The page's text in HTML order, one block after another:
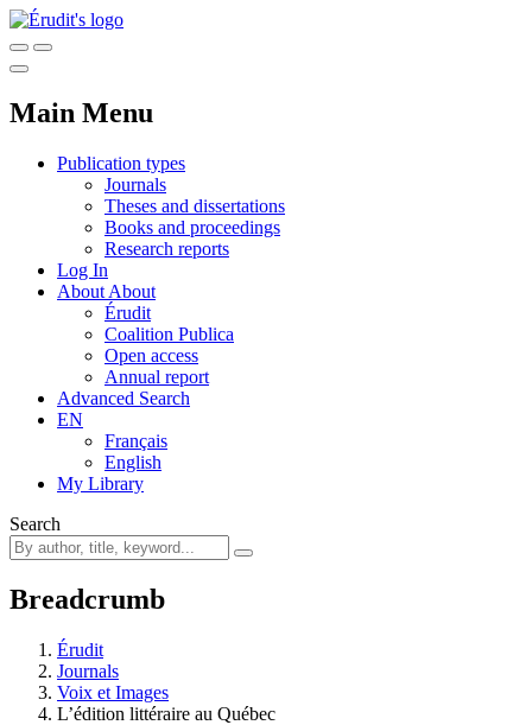
Main Menu
Publication types
Journals
Theses and dissertations
Books and proceedings
Research reports
Log In
About About
Érudit
Coalition Publica
Open access
Annual report
Advanced Search
EN
Français
English
My Library
Search
Breadcrumb
Érudit
Journals
Voix et Images
L’édition littéraire au Québec